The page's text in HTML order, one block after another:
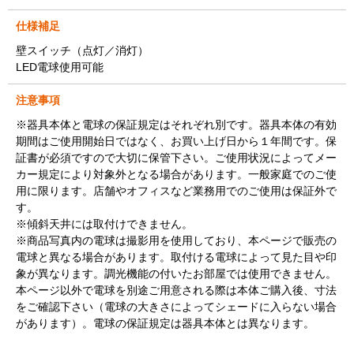
仕様補足
壁スイッチ（点灯／消灯）
LED電球使用可能
注意事項
※器具本体と電球の保証規定はそれぞれ別です。器具本体の有効
期間はご使用開始日ではなく、お買い上げ日から１年間です。保
証書が必須ですので大切に保管下さい。ご使用状況によってメー
カー規定により対象外となる場合があります。一般家庭でのご使
用に限ります。店舗やオフィスなど業務用でのご使用は保証外で
す。
※傾斜天井には取付けできません。
※商品写真内の電球は撮影用を使用しており、本ページで販売の
電球と異なる場合があります。取付ける電球によって見た目や印
象が異なります。調光機能の付いたお部屋では使用できません。
本ページ以外で電球を別途ご用意される際は本体ご購入後、寸法
をご確認下さい（電球の大きさによってシェードに入らない場合
があります）。電球の保証規定は器具本体とは異なります。